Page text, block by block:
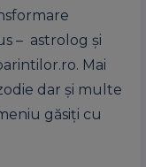
– astrolog şi
Mai
dar şi multe
găsiţi cu